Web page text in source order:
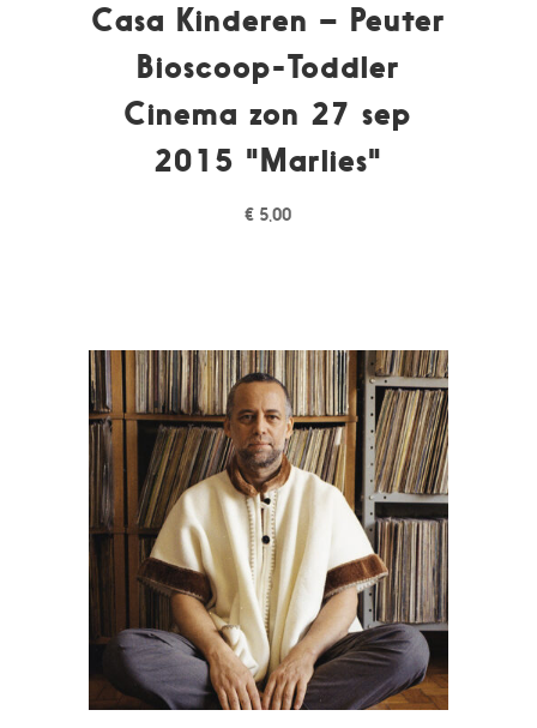
Casa Kinderen – Peuter
Bioscoop-Toddler
Cinema zon 27 sep
2015 "Marlies"
€ 5,00